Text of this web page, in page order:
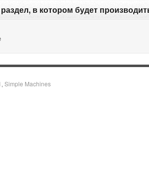
в котором будет
Simple Machines